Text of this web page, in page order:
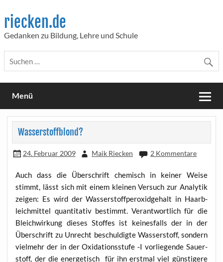
content
riecken.de
Gedanken zu Bildung, Lehre und Schule
Menü
Wasserstoffblond?
24. Februar 2009 Maik Riecken 2 Kommentare
Auch dass die Über­schrift che­misch in kei­ner Wei­se
stimmt, lässt sich mit einem klei­nen Ver­such zur Ana­ly­tik
zei­gen: Es wird der Was­ser­stoff­per­oxid­ge­halt in Haarb­
leich­mit­tel quan­ti­ta­tiv bestimmt. Ver­ant­wort­lich für die
Bleich­wir­kung die­ses Stof­fes ist kei­nes­falls der in der
Über­schrift zu Unrecht beschul­dig­te Was­ser­stoff, son­dern
viel­mehr der in der Oxi­da­ti­ons­stu­fe ‑I vor­lie­gen­de Sau­er­
stoff, der die ener­ge­tisch für ihn erst­mal viel güns­ti­ge­re